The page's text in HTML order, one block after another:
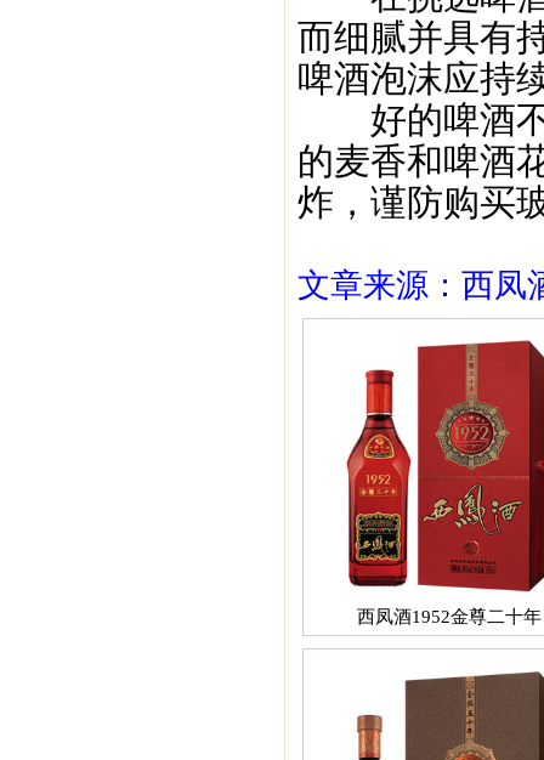
而细腻并具有
啤酒泡沫应持
好的啤酒不
的麦香和啤酒
炸，谨防购买
文章来源：西凤
西凤酒1952金尊二十年